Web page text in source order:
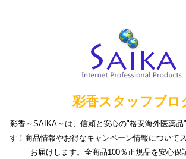
彩香スタッフブロ
彩香～SAIKA～は、信頼と安心の"格安海外医薬
す！商品情報やお得なキャンペーン情報について
お届けします。全商品100％正規品を安心保